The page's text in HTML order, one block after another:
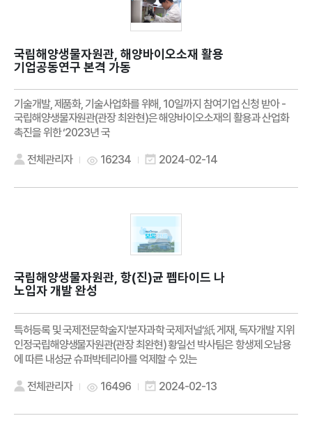
국립해양생물자원관, 해양바이오소재 활용
기업공동연구 본격 가동
기술개발, 제품화, 기술사업화를 위해, 10일까지 참여기업 신청 받아 -
국립해양생물자원관(관장 최완현)은 해양바이오소재의 활용과 산업화
촉진을 위한 ‘2023년 국
전체관리자 16234 2024-02-14
국립해양생물자원관, 항(진)균 펩타이드 나
노입자 개발 완성
특허등록 및 국제전문학술지‘분자과학 국제저널’紙 게재, 독자개발 지위
인정국립해양생물자원관(관장 최완현) 황일선 박사팀은 항생제 오남용
에 따른 내성균 슈퍼박테리아를 억제할 수 있는
전체관리자 16496 2024-02-13